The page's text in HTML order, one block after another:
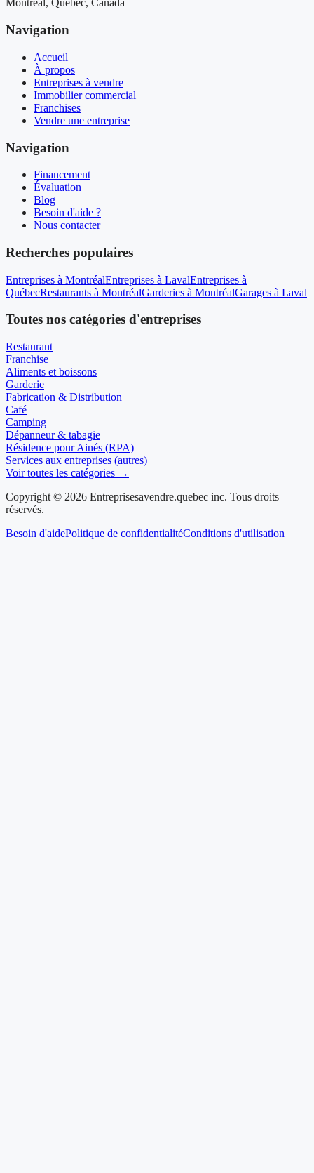
Montréal, Québec, Canada
Navigation
Accueil
À propos
Entreprises à vendre
Immobilier commercial
Franchises
Vendre une entreprise
Navigation
Financement
Évaluation
Blog
Besoin d'aide ?
Nous contacter
Recherches populaires
Entreprises à MontréalEntreprises à LavalEntreprises à
QuébecRestaurants à MontréalGarderies à MontréalGarages à Laval
Toutes nos catégories d'entreprises
Restaurant
Franchise
Aliments et boissons
Garderie
Fabrication & Distribution
Café
Camping
Dépanneur & tabagie
Résidence pour Ainés (RPA)
Services aux entreprises (autres)
Voir toutes les catégories →
Copyright © 2026 Entreprisesavendre.quebec inc. Tous droits
réservés.
Besoin d'aidePolitique de confidentialitéConditions d'utilisation